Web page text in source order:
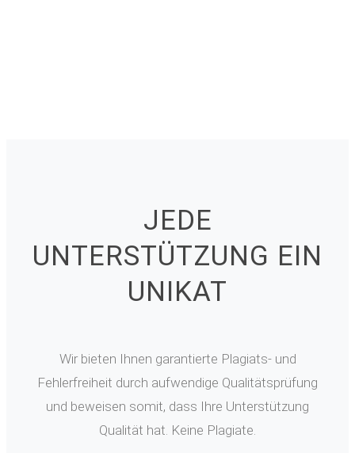
JEDE
UNTERSTÜTZUNG EIN
UNIKAT
Wir bieten Ihnen garantierte Plagiats- und
Fehlerfreiheit durch aufwendige Qualitätsprüfung
und beweisen somit, dass Ihre Unterstützung
Qualität hat. Keine Plagiate.